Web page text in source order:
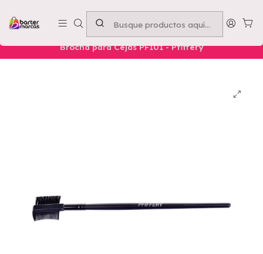
Emprende con nosotros -Compra mínima $50.000
Nuestros Productos Belleza Rostro
Brocha para Cejas PF101 - Pfiffery